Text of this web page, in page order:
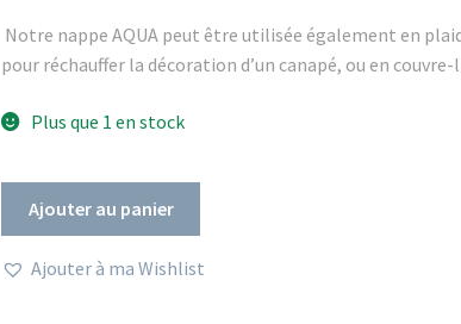
Notre nappe AQUA peut être utilisée également en
pour réchauffer la décoration d’un canapé, ou en
Plus que 1 en stock
indienne
Ajouter au panier
Ajouter à ma Wishlist